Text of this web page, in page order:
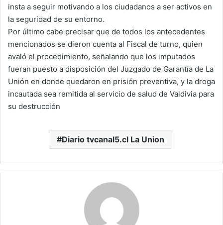
insta a seguir motivando a los ciudadanos a ser activos en
la seguridad de su entorno.
Por último cabe precisar que de todos los antecedentes
mencionados se dieron cuenta al Fiscal de turno, quien
avaló el procedimiento, señalando que los imputados
fueran puesto a disposición del Juzgado de Garantía de La
Unión en donde quedaron en prisión preventiva, y la droga
incautada sea remitida al servicio de salud de Valdivia para
su destrucción
Diario tvcanal5.cl La Union